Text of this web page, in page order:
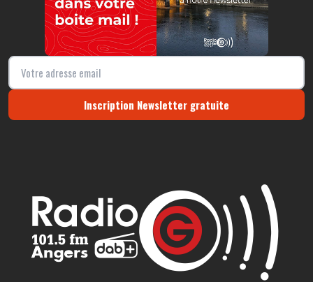
Inscription Newsletter gratuite